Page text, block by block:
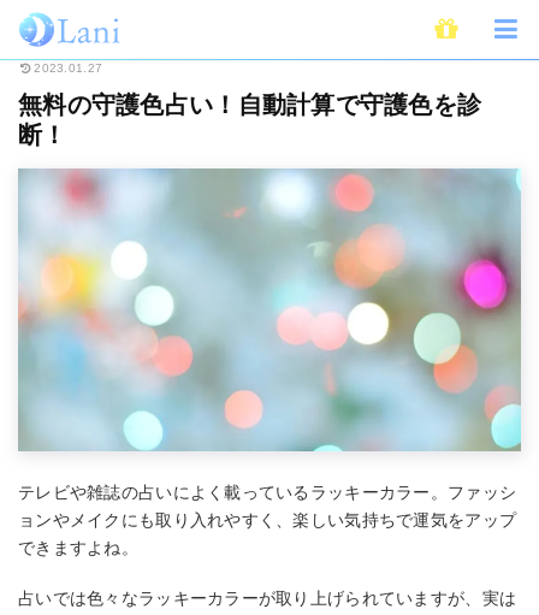
ホーム 無料占い 無料の守護色占い！自動計算で守護色を診断！
2023.01.27
無料の守護色占い！自動計算で守護色を診
断！
テレビや雑誌の占いによく載っているラッキーカラー。ファッシ
ョンやメイクにも取り入れやすく、楽しい気持ちで運気をアップ
できますよね。
占いでは色々なラッキーカラーが取り上げられていますが、実は